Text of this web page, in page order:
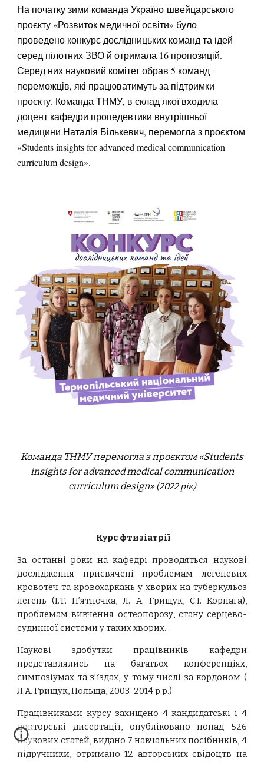
На початку зими команда Україно-швейцарського
проєкту «Розвиток медичної освіти» було
проведено конкурс дослідницьких команд та ідей
серед пілотних ЗВО й отримала 16 пропозицій.
Серед них науковий комітет обрав 5 команд-
переможців, які працюватимуть за підтримки
проєкту. Команда ТНМУ, в склад якої входила
доцент кафедри пропедевтики внутрішньої
медицини Наталія Бількевич, перемогла з проєктом
«Students insights for advanced medical communication
curriculum design».
Команда ТНМУ перемогла з проєктом «Students
insights for advanced medical communication
curriculum design»(2022 рік)
Курс фтизіатрії
За останні роки на кафедрі проводяться наукові
дослідження присвячені проблемам легеневих
кровотеч та кровохаркань у хворих на туберкульоз
легень (І.Т. П’ятночка, Л. А. Грищук, С.І. Корнага),
проблемам вивчення остеопорозу, стану серцево-
судинної системи у таких хворих.
Наукові здобутки працівників кафедри
представлялись на багатьох конференціях,
симпозіумах та з’їздах, у тому числі за кордоном (
Л.А. Грищук, Польща, 2003-2014 р.р.)
Працівниками курсу захищено 4 кандидатські і 4
докторські дисертації, опубліковано понад 526
наукових статей, видано 7 навчальних посібників, 4
підручники, отримано 12 авторських свідоцтв на